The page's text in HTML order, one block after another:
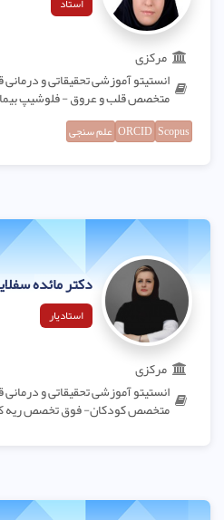
مرکزی
انستیتو آموزشی تحقیقاتی و
متخصص قلب و عروق - فلوشیپ
Scopus
ORCID علم سنجی
دکتر مائده
استادیار
مرکزی
انستیتو آموزشی تحقیقاتی و
متخصص کودکان- فوق تخصص ریه